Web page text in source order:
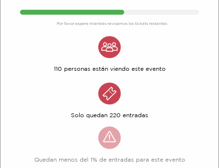
Por favor espere mientras revisamos los tickets restantes
110 personas están viendo este evento
Solo quedan 220 entradas
Quedan menos del 1% de entradas para este evento